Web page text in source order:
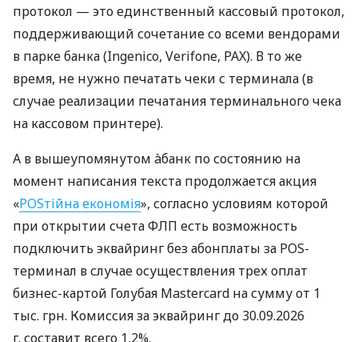
протокол — это единственный кассовый протокол,
поддерживающий сочетание со всеми вендорами
в парке банка (Ingenico, Verifone, PAX). В то же
время, не нужно печатать чеки с терминала (в
случае реализации печатания терминального чека
на кассовом принтере).
А в вышеупомянутом àбанк по состоянию на
момент написания текста продолжается акция
«POSтійна економія», согласно условиям которой
при открытии счета ФЛП есть возможность
подключить эквайринг без абонплаты за POS-
терминал в случае осуществления трех оплат
бизнес-картой Голубая Mastercard на сумму от 1
тыс. грн. Комиссия за эквайринг до 30.09.2026
г. составит всего 1,2%.